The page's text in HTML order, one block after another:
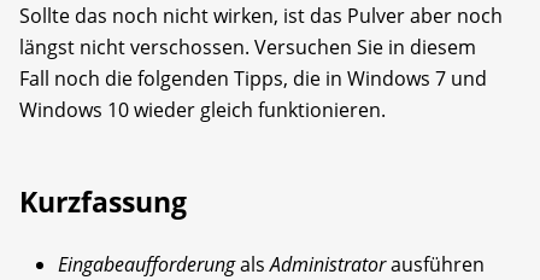
Sollte das noch nicht wirken, ist das Pulver aber noch
längst nicht verschossen. Versuchen Sie in diesem
Fall noch die folgenden Tipps, die in Windows 7 und
Windows 10 wieder gleich funktionieren.
Kurzfassung
EingabeaufforderungalsAdministratorausführen